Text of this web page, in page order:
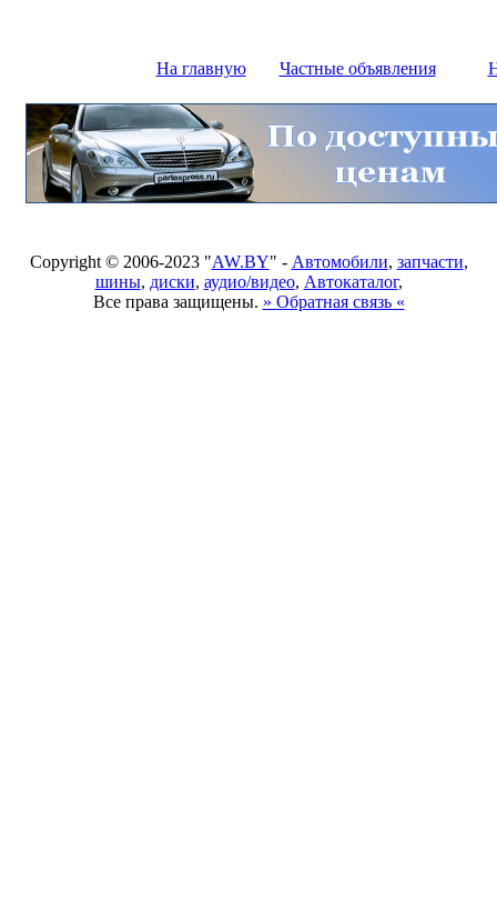
На главную Частные объявления
Copyright © 2006-2023 "AW.BY" - Автомобили, запчасти,
шины, диски, аудио/видео, Автокаталог,
Все права защищены. » Обратная связь «